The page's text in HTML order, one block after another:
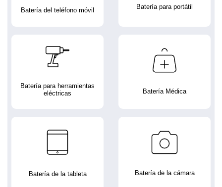
Batería del teléfono móvil Batería para portátil
Batería para herramientas
eléctricas
Batería Médica
Batería de la tableta Batería de la cámara